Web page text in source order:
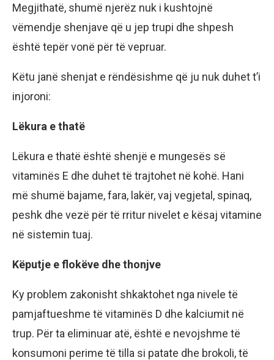
Megjithatë, shumë njerëz nuk i kushtojnë
vëmendje shenjave që u jep trupi dhe shpesh
është tepër vonë për të vepruar.
Këtu janë shenjat e rëndësishme që ju nuk duhet t’i
injoroni:
Lëkura e thatë
Lëkura e thatë është shenjë e mungesës së
vitaminës E dhe duhet të trajtohet në kohë. Hani
më shumë bajame, fara, lakër, vaj vegjetal, spinaq,
peshk dhe vezë për të rritur nivelet e kësaj vitamine
në sistemin tuaj.
Këputje e flokëve dhe thonjve
Ky problem zakonisht shkaktohet nga nivele të
pamjaftueshme të vitaminës D dhe kalciumit në
trup. Për ta eliminuar atë, është e nevojshme të
konsumoni perime të tilla si patate dhe brokoli, të